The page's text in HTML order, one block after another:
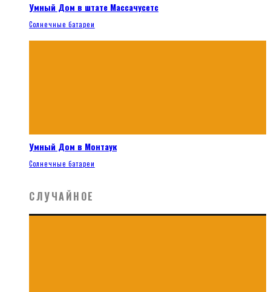
Умный Дом в штате Массачусетс
Солнечные батареи
Умный Дом в Монтаук
Солнечные батареи
СЛУЧАЙНОЕ